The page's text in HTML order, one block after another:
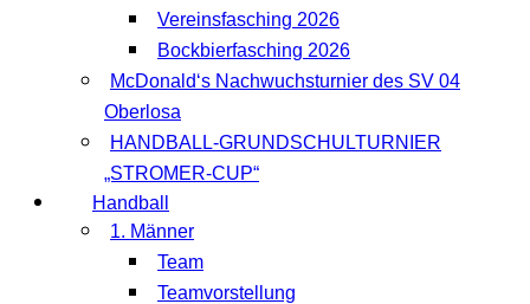
Vereinsfasching 2026
Bockbierfasching 2026
McDonald‘s Nachwuchsturnier des SV 04
Oberlosa
HANDBALL-GRUNDSCHULTURNIER
„STROMER-CUP“
Handball
1. Männer
Team
Teamvorstellung